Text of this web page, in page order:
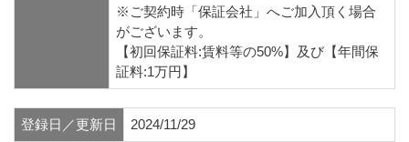
※ご契約時「保証会社」へご加入頂く場合
がございます。
【初回保証料:賃料等の50%】及び【年間保
証料:1万円】
登録日／更新日 2024/11/29